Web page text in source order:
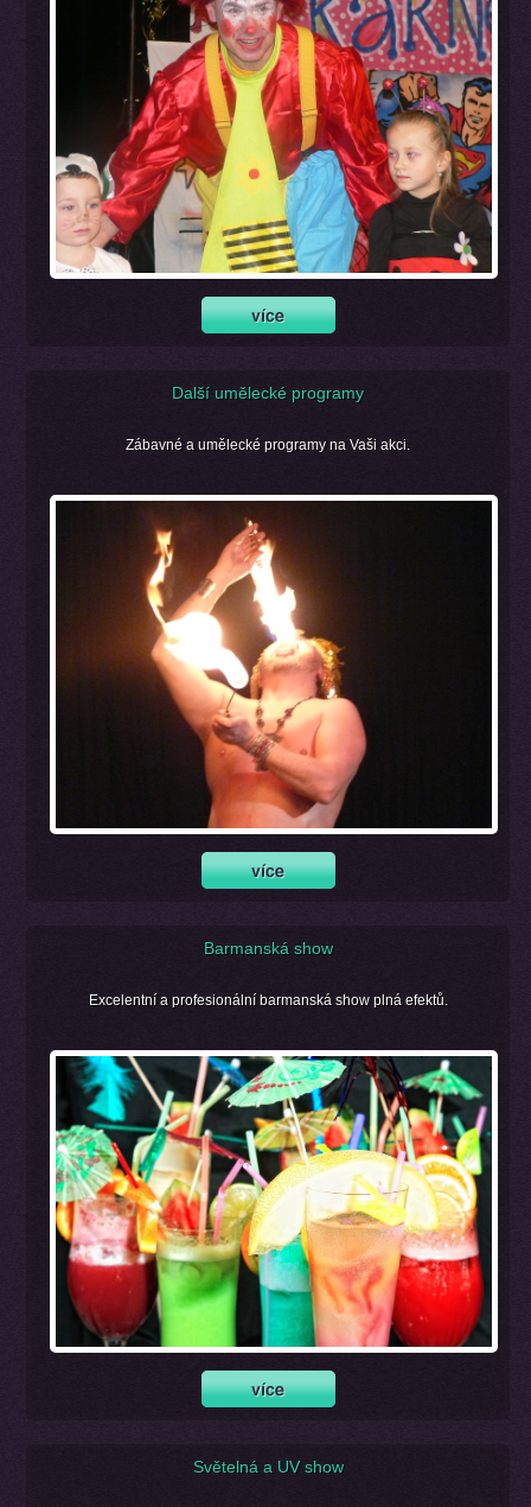
Další umělecké programy
Zábavné a umělecké programy na Vaši akci.
Barmanská show
Excelentní a profesionální barmanská show plná efektů.
Světelná a UV show